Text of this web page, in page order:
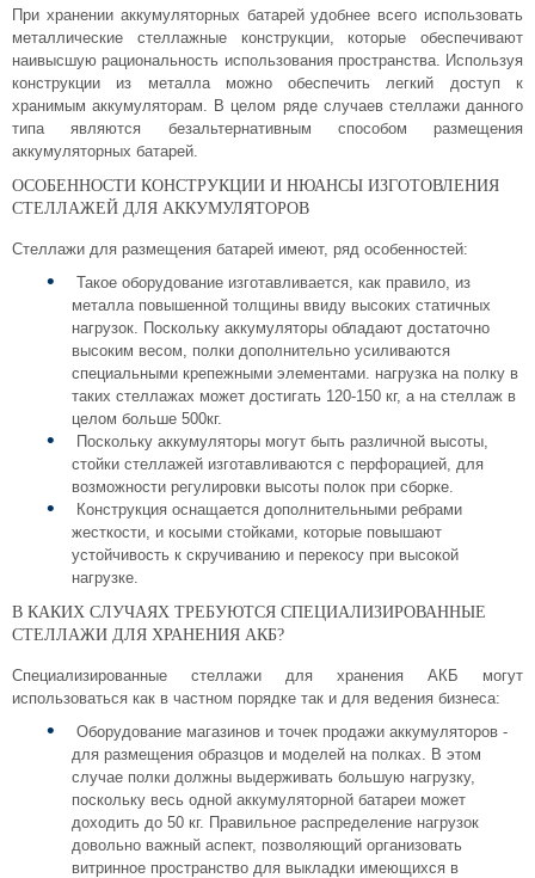
При хранении аккумуляторных батарей удобнее всего использовать
металлические стеллажные конструкции, которые обеспечивают
наивысшую рациональность использования пространства. Используя
конструкции из металла можно обеспечить легкий доступ к
хранимым аккумуляторам. В целом ряде случаев стеллажи данного
типа являются безальтернативным способом размещения
аккумуляторных батарей.
ОСОБЕННОСТИ КОНСТРУКЦИИ И НЮАНСЫ ИЗГОТОВЛЕНИЯ
СТЕЛЛАЖЕЙ ДЛЯ АККУМУЛЯТОРОВ
Стеллажи для размещения батарей имеют, ряд особенностей:
Такое оборудование изготавливается, как правило, из
металла повышенной толщины ввиду высоких статичных
нагрузок. Поскольку аккумуляторы обладают достаточно
высоким весом, полки дополнительно усиливаются
специальными крепежными элементами. нагрузка на полку в
таких стеллажах может достигать 120-150 кг, а на стеллаж в
целом больше 500кг.
Поскольку аккумуляторы могут быть различной высоты,
стойки стеллажей изготавливаются с перфорацией, для
возможности регулировки высоты полок при сборке.
Конструкция оснащается дополнительными ребрами
жесткости, и косыми стойками, которые повышают
устойчивость к скручиванию и перекосу при высокой
нагрузке.
В КАКИХ СЛУЧАЯХ ТРЕБУЮТСЯ СПЕЦИАЛИЗИРОВАННЫЕ
СТЕЛЛАЖИ ДЛЯ ХРАНЕНИЯ АКБ?
Специализированные стеллажи для хранения АКБ могут
использоваться как в частном порядке так и для ведения бизнеса:
Оборудование магазинов и точек продажи аккумуляторов -
для размещения образцов и моделей на полках. В этом
случае полки должны выдерживать большую нагрузку,
поскольку весь одной аккумуляторной батареи может
доходить до 50 кг. Правильное распределение нагрузок
довольно важный аспект, позволяющий организовать
витринное пространство для выкладки имеющихся в
Комплектующие для шкафов